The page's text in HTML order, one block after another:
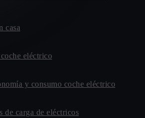
casa
eléctrico
y consumo coche eléctrico
de carga de eléctricos